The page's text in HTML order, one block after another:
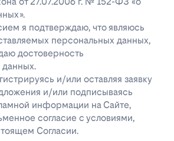
я подтверждаю, что являюсь
персональных данных,
достоверность
и/или оставляя заявку
и/или подписываясь
информации на Сайте,
согласие с условиями,
Согласии.